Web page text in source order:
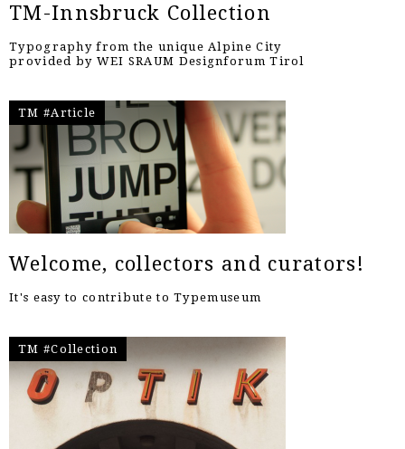
TM-Innsbruck Collection
Typography from the unique Alpine City
provided by WEI SRAUM Designforum Tirol
TM #Article
Welcome, collectors and curators!
It's easy to contribute to Typemuseum
TM #Collection